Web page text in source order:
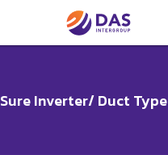
Sure Inverter/ Duct Type